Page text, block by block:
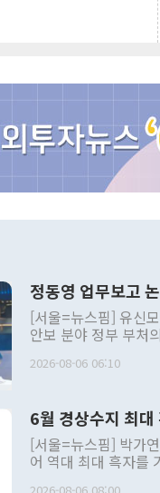
정동영 업무보고
[서울=뉴스핌] 유신
안보 분야 정부 부처
발언 중에는 정부 내
주의적 희망에 근거
관의 대북 정책 관련
관 부처 장관이 공개
관의 무리한 대북 접
2026-08-06 06:10
6월 경상수지 최대
[서울=뉴스핌] 박가
어 역대 최대 흑자를